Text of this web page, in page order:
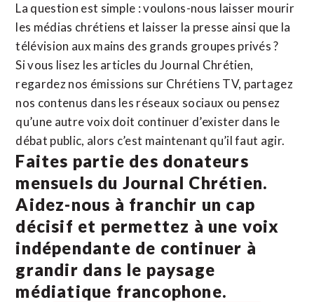
La question est simple : voulons-nous laisser mourir
les médias chrétiens et laisser la presse ainsi que la
télévision aux mains des grands groupes privés ?
Si vous lisez les articles du Journal Chrétien,
regardez nos émissions sur Chrétiens TV, partagez
nos contenus dans les réseaux sociaux ou pensez
qu’une autre voix doit continuer d’exister dans le
débat public, alors c’est maintenant qu’il faut agir.
Faites partie des donateurs
mensuels du Journal Chrétien.
Aidez-nous à franchir un cap
décisif et permettez à une voix
indépendante de continuer à
grandir dans le paysage
médiatique francophone.